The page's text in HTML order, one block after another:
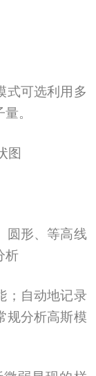
式可选利用多
。
图
圆形、等高线
析
；自动地记录
规分析高斯模